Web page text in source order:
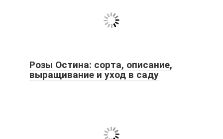
Розы Остина: сорта, описание,
выращивание и уход в саду